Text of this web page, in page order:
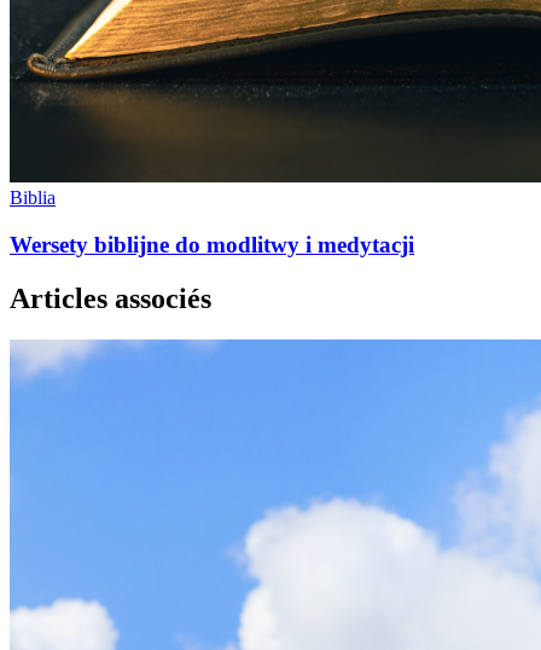
Biblia
Wersety biblijne do modlitwy i medytacji
Articles associés